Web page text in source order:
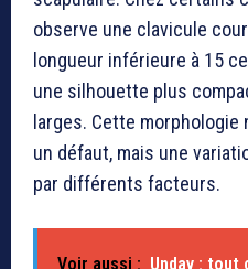
observe une clavicule
longueur inférieure à 15
une silhouette plus
larges. Cette morphologie
un défaut, mais une
par différents facteurs.
Voir aussi : Undav : tout